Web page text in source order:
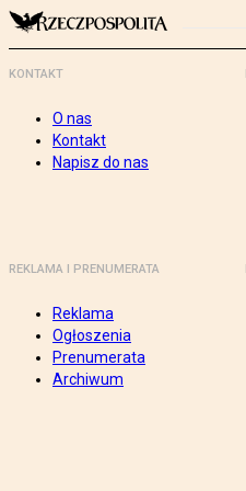
KONTAKT
O nas
Kontakt
Napisz do nas
REKLAMA I PRENUMERATA
Reklama
Ogłoszenia
Prenumerata
Archiwum